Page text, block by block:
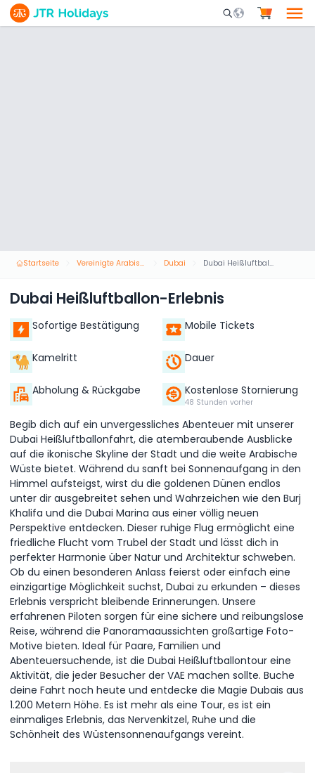
Mobile Search
Startseite Vereinigte Arabische Emirate Dubai Dubai Heißluftballon-Erlebnis
Dubai Heißluftballon-Erlebnis
Sofortige Bestätigung Mobile Tickets
Kamelritt Dauer
Abholung & Rückgabe Kostenlose Stornierung
48 Stunden vorher
Begib dich auf ein unvergessliches Abenteuer mit unserer
Dubai Heißluftballonfahrt, die atemberaubende Ausblicke
auf die ikonische Skyline der Stadt und die weite Arabische
Wüste bietet. Während du sanft bei Sonnenaufgang in den
Himmel aufsteigst, wirst du die goldenen Dünen endlos
unter dir ausgebreitet sehen und Wahrzeichen wie den Burj
Khalifa und die Dubai Marina aus einer völlig neuen
Perspektive entdecken. Dieser ruhige Flug ermöglicht eine
friedliche Flucht vom Trubel der Stadt und lässt dich in
perfekter Harmonie über Natur und Architektur schweben.
Ob du einen besonderen Anlass feierst oder einfach eine
einzigartige Möglichkeit suchst, Dubai zu erkunden – dieses
Erlebnis verspricht bleibende Erinnerungen. Unsere
erfahrenen Piloten sorgen für eine sichere und reibungslose
Reise, während die Panoramaaussichten großartige Foto-
Motive bieten. Ideal für Paare, Familien und
Abenteuersuchende, ist die Dubai Heißluftballontour eine
Aktivität, die jeder Besucher der VAE machen sollte. Buche
deine Fahrt noch heute und entdecke die Magie Dubais aus
1.200 Metern Höhe. Es ist mehr als eine Tour, es ist ein
einmaliges Erlebnis, das Nervenkitzel, Ruhe und die
Schönheit des Wüstensonnenaufgangs vereint.